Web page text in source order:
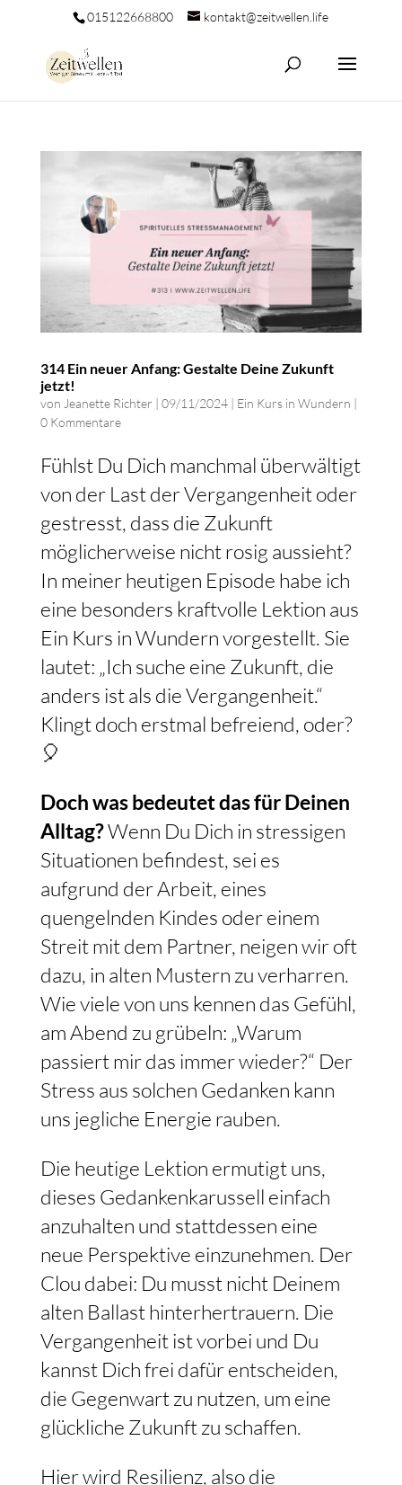
015122668800 kontakt@zeitwellen.life
314 Ein neuer Anfang: Gestalte Deine Zukunft
jetzt!
von Jeanette Richter | 09/11/2024| Ein Kurs in Wundern |
0 Kommentare
Fühlst Du Dich manchmal überwältigt
von der Last der Vergangenheit oder
gestresst, dass die Zukunft
möglicherweise nicht rosig aussieht?
In meiner heutigen Episode habe ich
eine besonders kraftvolle Lektion aus
Ein Kurs in Wundern vorgestellt. Sie
lautet: „Ich suche eine Zukunft, die
anders ist als die Vergangenheit.“
Klingt doch erstmal befreiend, oder?
🎈
Doch was bedeutet das für Deinen
Alltag?Wenn Du Dich in stressigen
Situationen befindest, sei es
aufgrund der Arbeit, eines
quengelnden Kindes oder einem
Streit mit dem Partner, neigen wir oft
dazu, in alten Mustern zu verharren.
Wie viele von uns kennen das Gefühl,
am Abend zu grübeln: „Warum
passiert mir das immer wieder?“ Der
Stress aus solchen Gedanken kann
uns jegliche Energie rauben.
Die heutige Lektion ermutigt uns,
dieses Gedankenkarussell einfach
anzuhalten und stattdessen eine
neue Perspektive einzunehmen. Der
Clou dabei: Du musst nicht Deinem
alten Ballast hinterhertrauern. Die
Vergangenheit ist vorbei und Du
kannst Dich frei dafür entscheiden,
die Gegenwart zu nutzen, um eine
glückliche Zukunft zu schaffen.
Hier wird Resilienz, also die